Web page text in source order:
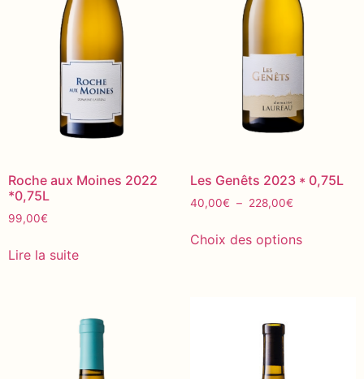
Roche aux Moines 2022
*0,75L
99,00€
Lire la suite
Les Genêts 2023 * 0,75L
40,00€ – 228,00€
Choix des options